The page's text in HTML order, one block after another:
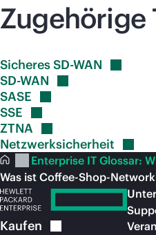
Zugehörige
SicheresSD-WAN
SD-WAN
SASE
SSE
ZTNA
Netzwerksicherheit
Enterprise IT Glossar:
Was ist Coffee-Shop-
Kaufen